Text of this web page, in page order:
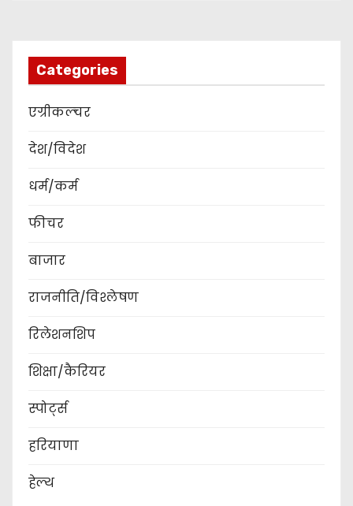
Categories
एग्रीकल्चर
देश/विदेश
धर्म/कर्म
फीचर
बाजार
राजनीति/विश्लेषण
रिलेशनशिप
शिक्षा/कैरियर
स्पोर्ट्स
हरियाणा
हेल्थ